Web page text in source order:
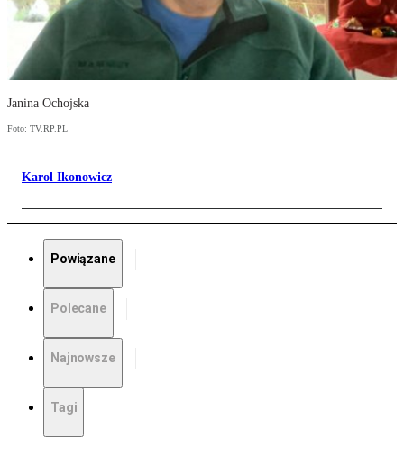
Janina Ochojska
Foto: TV.RP.PL
Karol Ikonowicz
Powiązane
Polecane
Najnowsze
Tagi